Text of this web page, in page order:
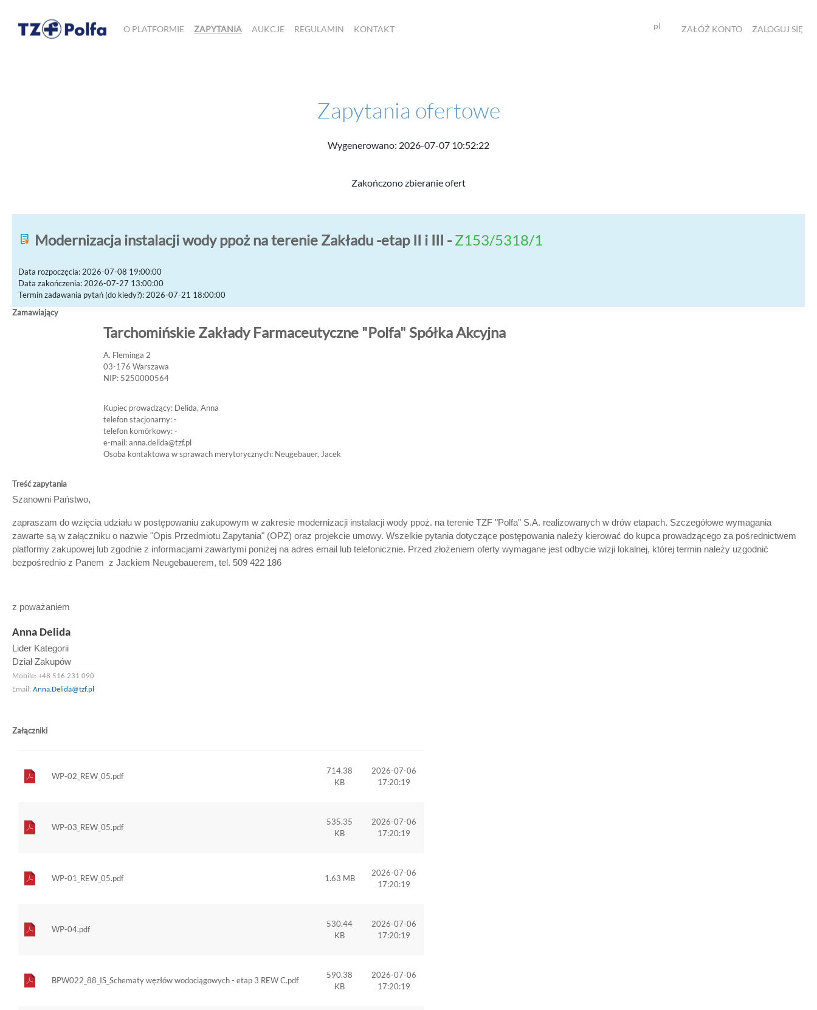
O PLATFORMIE ZAPYTANIA AUKCJE REGULAMIN KONTAKT pl ZAŁÓŻ KONTO ZALOGUJ SIĘ
Zapytania ofertowe
Wygenerowano: 2026-07-07 10:52:22
Zakończono zbieranie ofert
Modernizacja instalacji wody ppoż na terenie Zakładu -etap II i III - Z153/5318/1
Data rozpoczęcia: 2026-07-08 19:00:00
Data zakończenia: 2026-07-27 13:00:00
Termin zadawania pytań (do kiedy?): 2026-07-21 18:00:00
Zamawiający
Tarchomińskie Zakłady Farmaceutyczne "Polfa" Spółka Akcyjna
A. Fleminga 2
03-176 Warszawa
NIP: 5250000564
Kupiec prowadzący: Delida, Anna
telefon stacjonarny: -
telefon komórkowy: -
e-mail:anna.delida@tzf.pl
Osoba kontaktowa w sprawach merytorycznych: Neugebauer, Jacek
Treść zapytania
Szanowni Państwo,
zapraszam do wzięcia udziału w postępowaniu zakupowym w zakresie modernizacji instalacji wody ppoż. na terenie TZF "Polfa" S.A. realizowanych w drów etapach. Szczegółowe wymagania
zawarte są w załączniku o nazwie "Opis Przedmiotu Zapytania" (OPZ) oraz projekcie umowy. Wszelkie pytania dotyczące postępowania należy kierować do kupca prowadzącego za pośrednictwem
platformy zakupowej lub zgodnie z informacjami zawartymi poniżej na adres email lub telefonicznie. Przed złożeniem oferty wymagane jest odbycie wizji lokalnej, której termin należy uzgodnić
bezpośrednio z Panem z Jackiem Neugebauerem, tel. 509 422 186
z poważaniem
Anna Delida
Lider Kategorii
Dział Zakupów
Mobile: +48 516 231 090
Email: Anna.Delida@tzf.pl
Załączniki
WP-02_REW_05.pdf
714.38
KB
2026-07-06
17:20:19
WP-03_REW_05.pdf
535.35
KB
2026-07-06
17:20:19
WP-01_REW_05.pdf 1.63 MB
2026-07-06
17:20:19
WP-04.pdf
530.44
KB
2026-07-06
17:20:19
BPW022_88_IS_Schematy węzłów wodociągowych - etap 3 REW C.pdf
590.38
KB
2026-07-06
17:20:19